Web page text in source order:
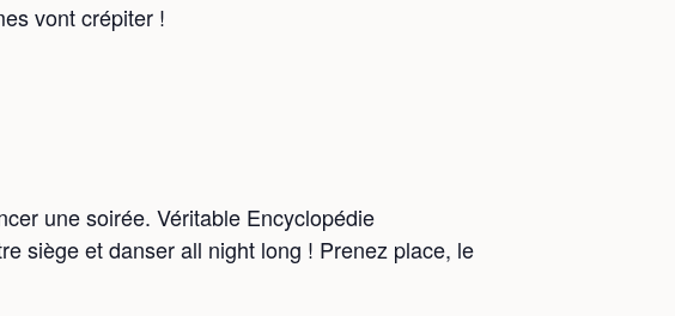
vont crépiter !
une soirée. Véritable Encyclopédie
siège et danser all night long ! Prenez place, le